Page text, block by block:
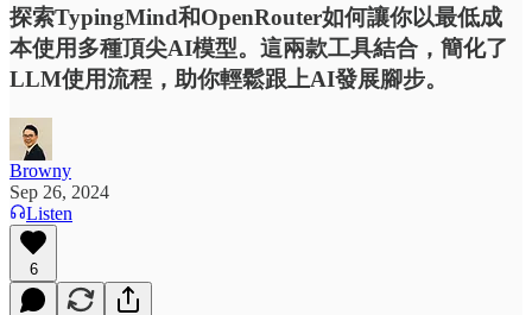
探索TypingMind和OpenRouter如何讓你以最低成
本使用多種頂尖AI模型。這兩款工具結合，簡化了
LLM使用流程，助你輕鬆跟上AI發展腳步。
Browny
Sep 26, 2024
Listen
6